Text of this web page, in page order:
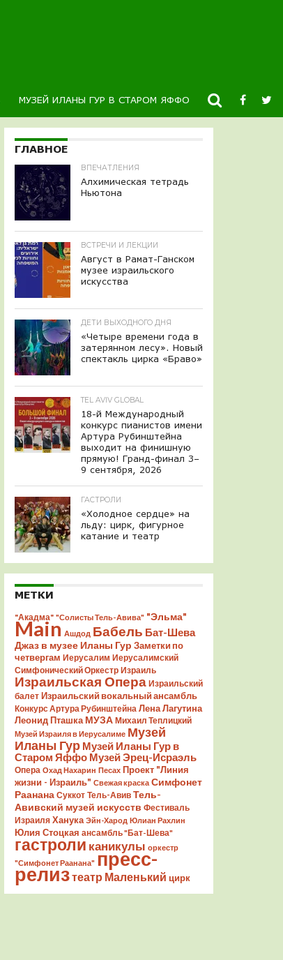
МУЗЕЙ ИЛАНЫ ГУР В СТАРОМ ЯФФО НОВОСТИ
ГЛАВНОЕ
ВПЕЧАТЛЕНИЯ
Алхимическая тетрадь
Ньютона
ВСТРЕЧИ И ЛЕКЦИИ
Август в Рамат-Ганском
музее израильского
искусства
ДЕТИ ВЫХОДНОГО ДНЯ
«Четыре времени года в
затерянном лесу». Новый
спектакль цирка «Браво»
TEL AVIV GLOBAL
18-й Международный
конкурс пианистов имени
Артура Рубинштейна
выходит на финишную
прямую! Гранд-финал 3–
9 сентября, 2026
ГАСТРОЛИ
«Холодное сердце» на
льду: цирк, фигурное
катание и театр
МЕТКИ
"Акадма" "Солисты Тель-Авива" "Эльма"
Main Ашдод Бабель Бат-Шева
Джаз в музее Иланы Гур Заметки по
четвергам Иерусалим Иерусалимский
Симфонический Оркестр Израиль
Израильская Опера Израильский
балет Израильский вокальный ансамбль
Конкурс Артура Рубинштейна Лена Лагутина
Леонид Пташка МУЗА Михаил Теплицкий
Музей Израиля в Иерусалиме Музей
Иланы Гур Музей Иланы Гур в
Старом Яффо Музей Эрец-Исраэль
Опера Охад Нахарин Песах Проект "Линия
жизни - Израиль" Свежая краска Симфонет
Раанана Суккот Тель-Авив Тель-
Авивский музей искусств Фестиваль
Израиля Ханука Эйн-Харод Юлиан Рахлин
Юлия Стоцкая ансамбль "Бат-Шева"
гастроли каникулы оркестр
"Симфонет Раанана" пресс-
релизтеатр Маленький цирк